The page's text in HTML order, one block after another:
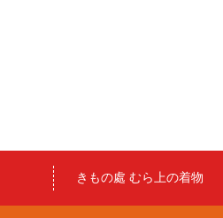
きもの處 むら上の着物